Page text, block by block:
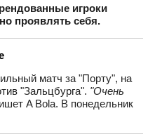
игроки
проявлять себя.
матч за "Порту", на
"Зальцбурга". "Очень
A Bola. В понедельник